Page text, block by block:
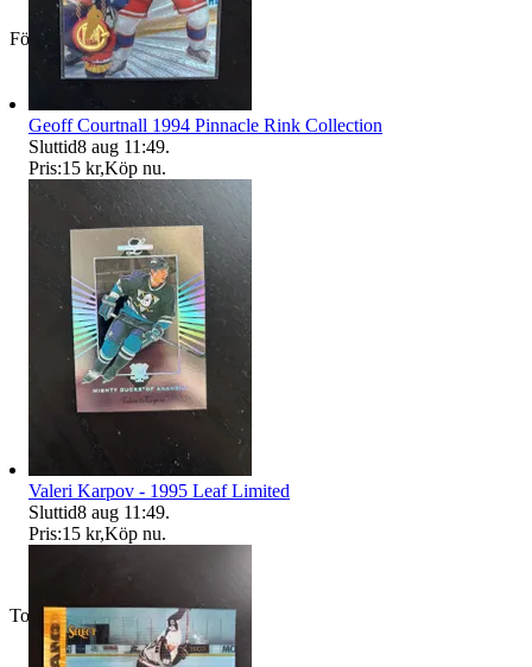
Företag
Toppsäljare
Geoff Courtnall 1994 Pinnacle Rink Collection
Sluttid8 aug 11:49.
Pris:15 kr,Köp nu.
Valeri Karpov - 1995 Leaf Limited
Sluttid8 aug 11:49.
Pris:15 kr,Köp nu.